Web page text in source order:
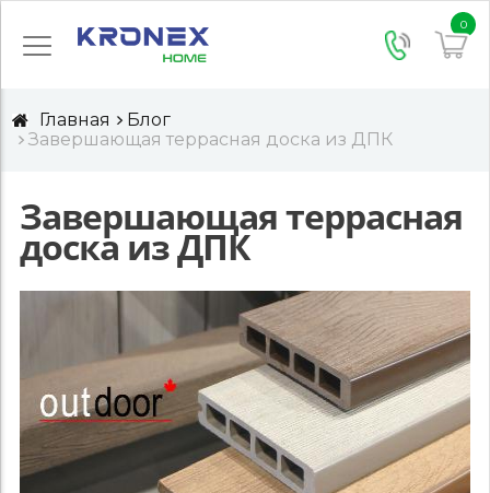
0
Главная
Блог
Завершающая террасная доска из ДПК
Завершающая террасная
доска из ДПК